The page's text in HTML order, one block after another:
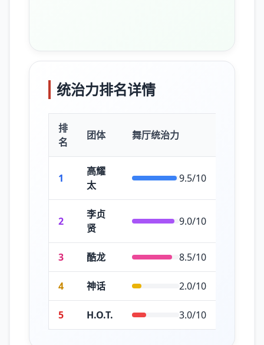
统治力排名详情
排
名
团体 舞厅统治力
1
高耀
太
9.5/10
2
李贞
贤
9.0/10
3 酷龙 8.5/10
4 神话 2.0/10
5 H.O.T. 3.0/10